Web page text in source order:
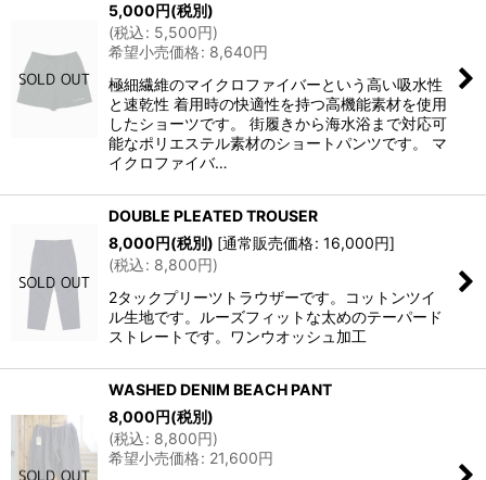
5,000円(税別)
(税込: 5,500円)
希望小売価格: 8,640円
極細繊維のマイクロファイバーという高い吸水性
と速乾性 着用時の快適性を持つ高機能素材を使用
したショーツです。 街履きから海水浴まで対応可
能なポリエステル素材のショートパンツです。 マ
イクロファイバ…
DOUBLE PLEATED TROUSER
8,000円(税別) [通常販売価格: 16,000円]
(税込: 8,800円)
2タックプリーツトラウザーです。コットンツイ
ル生地です。ルーズフィットな太めのテーパード
ストレートです。ワンウオッシュ加工
WASHED DENIM BEACH PANT
8,000円(税別)
(税込: 8,800円)
希望小売価格: 21,600円